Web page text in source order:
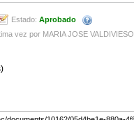
Estado: Aprobado
vez por MARIA JOSE VALDIVIESO